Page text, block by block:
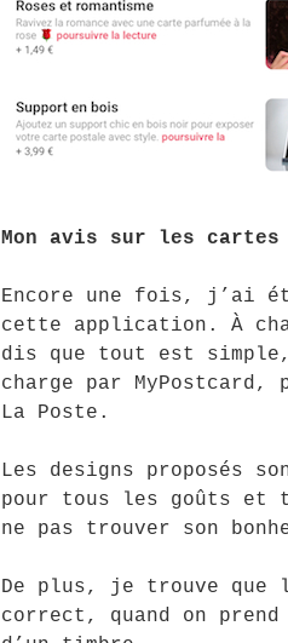
Mon avis sur les cartes
Encore une fois, j’ai
cette application. À
dis que tout est
charge par
La Poste.
Les designs proposés
pour tous les goûts et
ne pas trouver son
De plus, je trouve que
correct, quand on